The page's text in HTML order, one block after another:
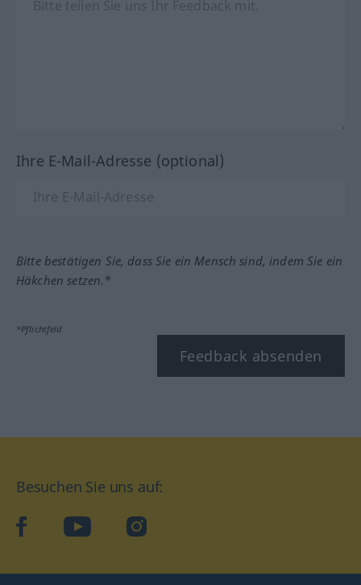
Ihre E-Mail-Adresse (optional)
Bitte bestätigen Sie, dass Sie ein Mensch sind, indem Sie ein
Häkchen setzen.*
*Pflichtfeld
Feedback absenden
Besuchen Sie uns auf:
facebookYouTube Instagram